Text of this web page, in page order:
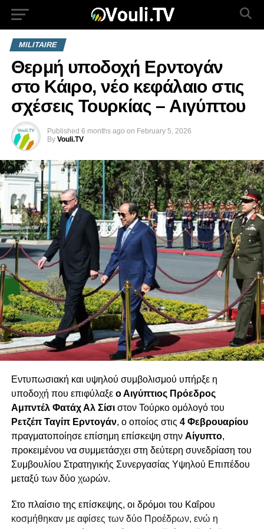
MILITAIRE
Θερμή υποδοχή Ερντογάν
στο Κάιρο, νέο κεφάλαιο στις
σχέσεις Τουρκίας – Αιγύπτου
Published 6 months ago on February 5, 2026
By Vouli.TV
Εντυπωσιακή και υψηλού συμβολισμού υπήρξε η
υποδοχή που επιφύλαξε ο Αιγύπτιος Πρόεδρος
Αμπντέλ Φατάχ Αλ Σίσιστον Τούρκο ομόλογό του
Ρετζέπ Ταγίπ Ερντογάν, ο οποίος στις 4 Φεβρουαρίου
πραγματοποίησε επίσημη επίσκεψη στην Αίγυπτο,
προκειμένου να συμμετάσχει στη δεύτερη συνεδρίαση του
Συμβουλίου Στρατηγικής Συνεργασίας Υψηλού Επιπέδου
μεταξύ των δύο χωρών.
Στο πλαίσιο της επίσκεψης, οι δρόμοι του Καΐρου
κοσμήθηκαν με αφίσες των δύο Προέδρων, ενώ η